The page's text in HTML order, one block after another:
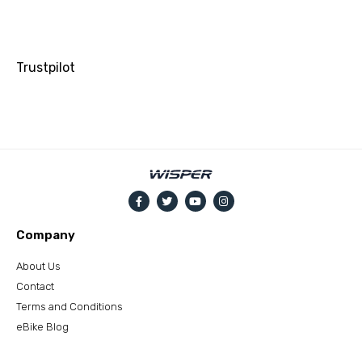
Trustpilot
Company
About Us
Contact
Terms and Conditions
eBike Blog